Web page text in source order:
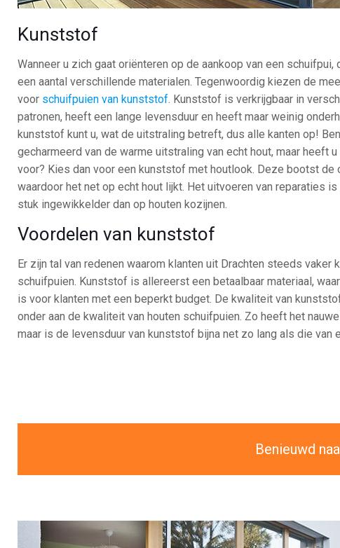
Kunststof
Wanneer u zich gaat oriënteren op de aankoop van een
een aantal verschillende materialen. Tegenwoordig kiezen de
voor schuifpuien van kunststof . Kunststof is verkrijgbaar in
patronen, heeft een lange levensduur en heeft maar weinig
kunststof kunt u, wat de uitstraling betreft, dus alle kanten op!
gecharmeerd van de warme uitstraling van echt hout, maar heeft
voor? Kies dan voor een kunststof met houtlook. Deze bootst de
waardoor het net op echt hout lijkt. Het uitvoeren van reparaties
stuk ingewikkelder dan op houten kozijnen.
Voordelen van kunststof
Er zijn tal van redenen waarom klanten uit Drachten steeds
schuifpuien. Kunststof is allereerst een betaalbaar materiaal,
is voor klanten met een beperkt budget. De kwaliteit van
onder aan de kwaliteit van houten schuifpuien. Zo heeft het
maar is de levensduur van kunststof bijna net zo lang als die van
Benieuwd